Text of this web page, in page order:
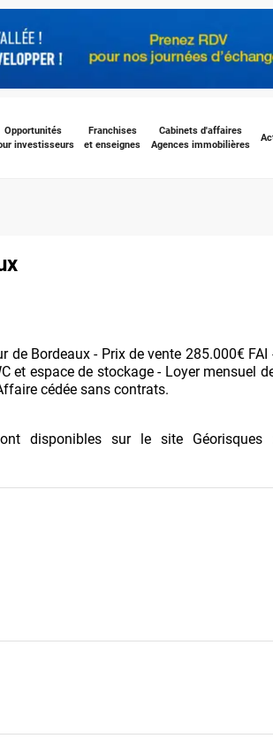
Opportunités
investisseurs
Franchises
et enseignes
Cabinets d'affaires
Agences immobilières
de Bordeaux - Prix de vente 285.000€ FAI
et espace de stockage - Loyer mensuel
cédée sans contrats.
disponibles sur le site Géorisques